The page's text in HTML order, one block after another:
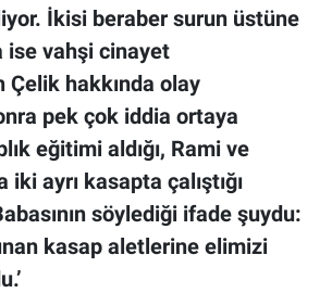
İkisi beraber surun üstüne
ise vahşi cinayet
Çelik hakkında olay
pek çok iddia ortaya
eğitimi aldığı, Rami ve
iki ayrı kasapta çalıştığı
söylediği ifade şuydu:
kasap aletlerine elimizi